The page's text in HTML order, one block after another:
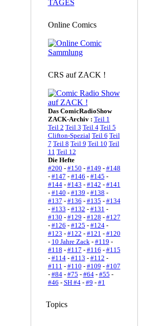
TAGES
Online Comics
CRS auf ZACK !
Das ComicRadioShow
ZACK-Archiv : Teil 1
Teil 2 Teil 3 Teil 4 Teil 5
Clifton-Spezial Teil 6 Teil
7 Teil 8 Teil 9 Teil 10 Teil
11 Teil 12
Die Hefte
#200 - #150 - #149 - #148
- #147 - #146 - #145 -
#144- #143 - #142 - #141
- #140 - #139 - #138 -
#137 - #136 - #135 - #134
- #133 - #132 - #131 -
#130 - #129 - #128 - #127
- #126 - #125 - #124-
#123 - #122 - #121 - #120
- 10 Jahre Zack- #119 -
#118 - #117 - #116 - #115
- #114- #113 - #112 -
#111 - #110 - #109 - #107
- #84- #75 - #64- #55 -
#46 - SH #4- #9 - #1
Topics